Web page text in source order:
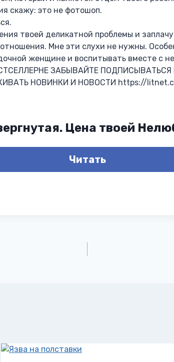
скажу: это не фотошоп.
твоей деликатной проблемы и
Мне эти слухи не нужны.
женщине и воспитывать вместе с
ЗАБЫВАЙТЕ
НОВИНКИ И НОВОСТИ https://
Цена твоей
Читать